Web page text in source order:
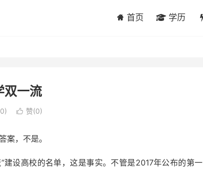
首页 学历
双一流
 赞(0)
案，不是。
设高校的名单，这是事实。不管是2017年公布的第一